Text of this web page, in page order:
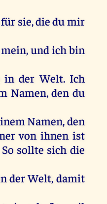
sie, die du mir
und ich bin
der Welt. Ich
Namen, den du
Namen, den
von ihnen ist
sollte sich die
der Welt, damit